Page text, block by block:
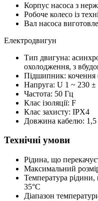
Корпус насоса з
Робоче колесо із
Вал насоса
Електродвигун
Тип двигуна:
охолодження, з
Підшипник:
Напруга: U 1 ~ 230 ±
Частота: 50 Гц
Клас ізоляції: F
Клас захисту: IPX4
Довжина кабелю:
Технічні умови
Рідина, що
Максимальний
Температура рідини,
35°C
Діапазон